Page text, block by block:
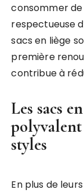
consommer
respectueuse
sacs en liège
première
contribue à
Les sacs
polyvalent
styles
En plus de